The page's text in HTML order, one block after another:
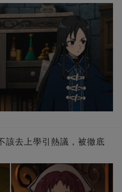
該去上學引熱議，被徹底